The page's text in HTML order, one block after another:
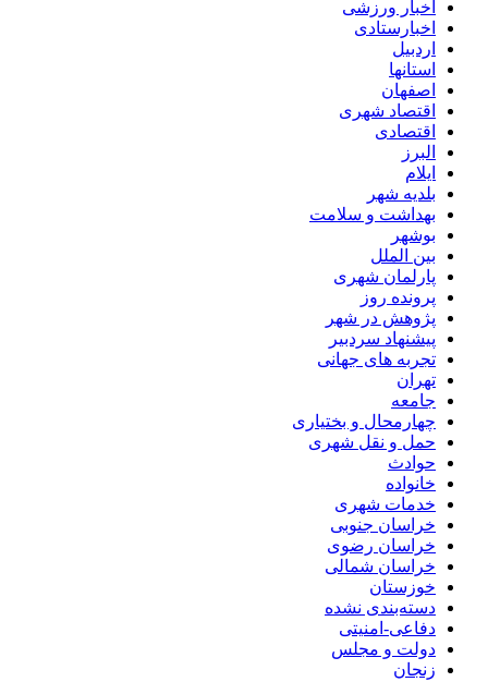
اخبار ورزشی
اخبارستادی
اردبیل
استانها
اصفهان
اقتصاد شهری
اقتصادی
البرز
ایلام
بلدیه شهر
بهداشت و سلامت
بوشهر
بین الملل
پارلمان شهری
پرونده روز
پژوهش در شهر
پیشنهاد سردبیر
تجربه های جهانی
تهران
جامعه
چهارمحال و بختیاری
حمل و نقل شهری
حوادث
خانواده
خدمات شهری
خراسان جنوبی
خراسان رضوی
خراسان شمالی
خوزستان
دسته‌بندی نشده
دفاعی-امنیتی
دولت و مجلس
زنجان